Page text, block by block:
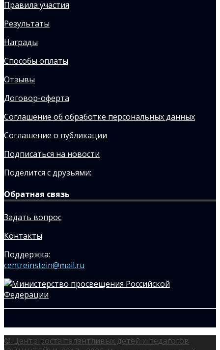
Правила участия
Результаты
Награды
Способы оплаты
Отзывы
Договор-оферта
Соглашение об обработке персональных данных
Соглашение о публикации
Подписаться на новости
Поделится с друзьями:
Обратная связь
Задать вопрос
Контакты
Поддержка:
centreinstein@mail.ru
© Центр роста талантливых детей и педагогов